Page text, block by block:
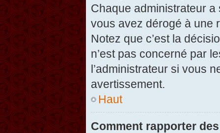
Chaque administrateur
vous avez dérogé à une
Notez que c’est la
n’est pas concerné par
l’administrateur si vous
avertissement.
Haut
Comment rapporter